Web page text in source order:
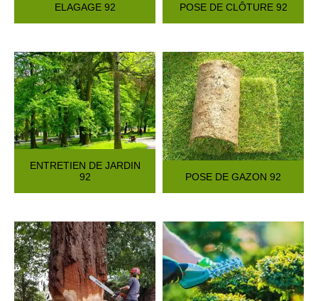
ELAGAGE 92 POSE DE CLÔTURE 92
ENTRETIEN DE JARDIN
92
POSE DE GAZON 92